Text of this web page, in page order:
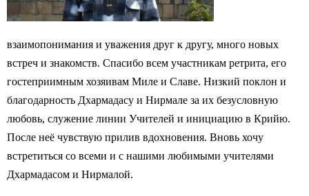
взаимопонимания и уважения друг к другу, много новых
встреч и знакомств. Спасибо всем участникам ретрита, его
гостеприимным хозяивам Миле и Славе. Низкий поклон и
благодарность Дхармадасу и Нирмале за их безусловную
любовь, служение линии Учителей и инициацию в Крийю.
После неё чувствую прилив вдохновения. Вновь хочу
встретиться со всеми и с нашими любимыми учителями
Дхармадасом и Нирмалой.